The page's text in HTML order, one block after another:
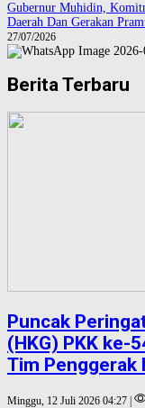
Gubernur Muhidin,
Daerah Dan Gerakan
27/07/2026
Berita Terbaru
Puncak
(HKG) PKK ke-
Tim Penggerak
Minggu, 12 Juli 2026 04:27 |